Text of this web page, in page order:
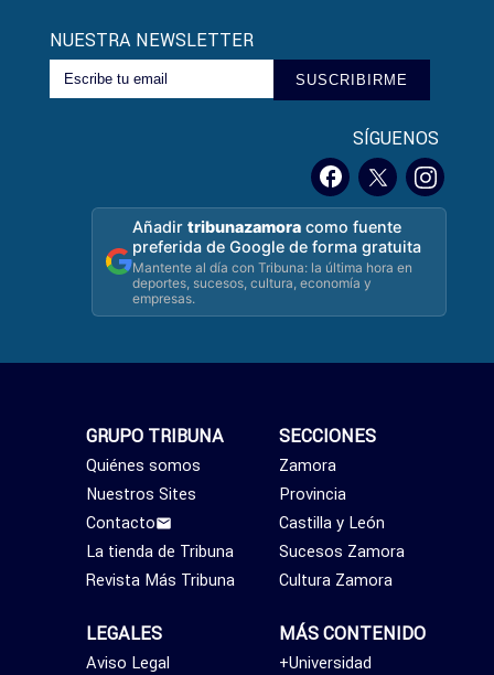
NUESTRA NEWSLETTER
SUSCRIBIRME
SÍGUENOS
Añadirtribunazamora como fuente
preferida de Google de forma gratuita
Mantente al día con Tribuna: la última hora en
deportes, sucesos, cultura, economía y
empresas.
SECCIONES
Zamora
Provincia
Castilla y León
Sucesos Zamora
Cultura Zamora
MÁS CONTENIDO
+Universidad
GRUPO TRIBUNA
Quiénes somos
Nuestros Sites
Contacto
La tienda de Tribuna
Revista Más Tribuna
LEGALES
Aviso Legal